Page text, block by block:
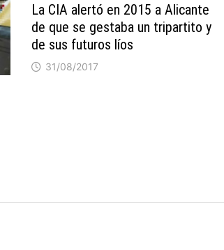
La CIA alertó en 2015 a Alicante
de que se gestaba un tripartito y
de sus futuros líos
31/08/2017